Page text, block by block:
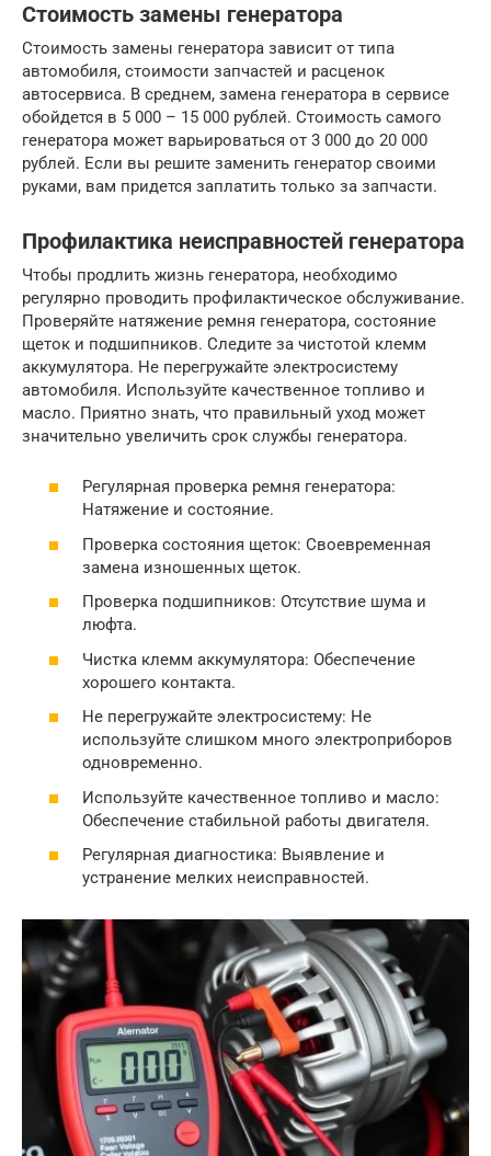
Стоимость замены генератора
Стоимость замены генератора зависит от типа
автомобиля, стоимости запчастей и расценок
автосервиса. В среднем, замена генератора в сервисе
обойдется в 5 000 – 15 000 рублей. Стоимость самого
генератора может варьироваться от 3 000 до 20 000
рублей. Если вы решите заменить генератор своими
руками, вам придется заплатить только за запчасти.
Профилактика неисправностей генератора
Чтобы продлить жизнь генератора, необходимо
регулярно проводить профилактическое обслуживание.
Проверяйте натяжение ремня генератора, состояние
щеток и подшипников. Следите за чистотой клемм
аккумулятора. Не перегружайте электросистему
автомобиля. Используйте качественное топливо и
масло. Приятно знать, что правильный уход может
значительно увеличить срок службы генератора.
Регулярная проверка ремня генератора:
Натяжение и состояние.
Проверка состояния щеток: Своевременная
замена изношенных щеток.
Проверка подшипников: Отсутствие шума и
люфта.
Чистка клемм аккумулятора: Обеспечение
хорошего контакта.
Не перегружайте электросистему: Не
используйте слишком много электроприборов
одновременно.
Используйте качественное топливо и масло:
Обеспечение стабильной работы двигателя.
Регулярная диагностика: Выявление и
устранение мелких неисправностей.